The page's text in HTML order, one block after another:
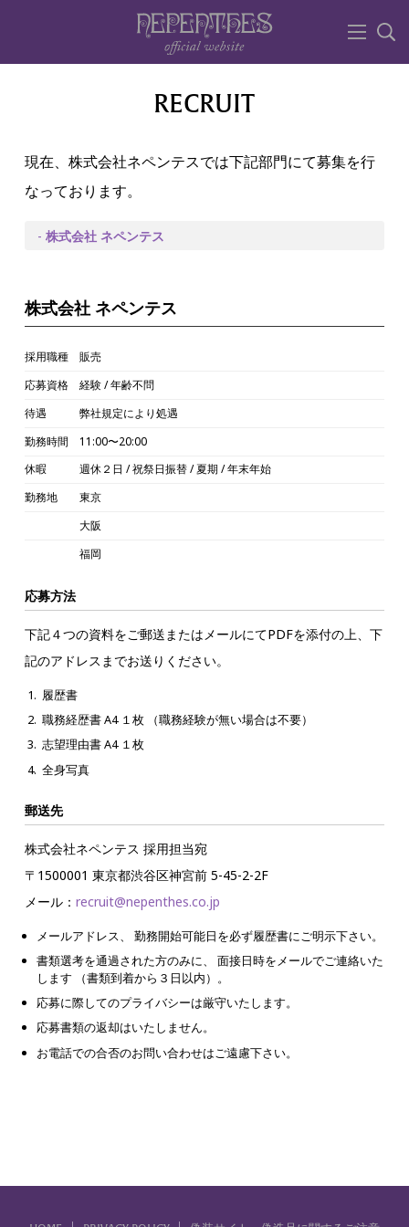
RECRUIT
現在、株式会社ネペンテスでは下記部門にて募集を行
なっております。
- 株式会社 ネペンテス
株式会社 ネペンテス
採用職種
販売
応募資格
経験 / 年齢不問
待遇
弊社規定により処遇
勤務時間
11:00〜20:00
休暇
週休２日 / 祝祭日振替 / 夏期 / 年末年始
勤務地
東京
大阪
福岡
応募方法
下記４つの資料をご郵送またはメールにてPDFを添付の上、下
記のアドレスまでお送りください。
履歴書
職務経歴書 A4 １枚 （職務経験が無い場合は不要）
志望理由書 A4 １枚
全身写真
郵送先
株式会社ネペンテス 採用担当宛
〒1500001 東京都渋谷区神宮前 5-45-2-2F
メール： recruit@nepenthes.co.jp
メールアドレス、 勤務開始可能日を必ず履歴書にご明示下さい。
書類選考を通過された方のみに、 面接日時をメールでご連絡いた
します （書類到着から３日以内）。
応募に際してのプライバシーは厳守いたします。
応募書類の返却はいたしません。
お電話での合否のお問い合わせはご遠慮下さい。